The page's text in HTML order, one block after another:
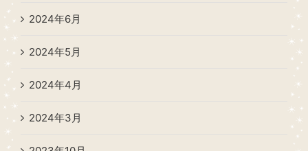
2024年6月
2024年5月
2024年4月
2024年3月